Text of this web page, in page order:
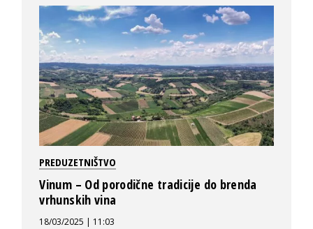
PREDUZETNIŠTVO
Vinum – Od porodične tradicije do brenda
vrhunskih vina
18/03/2025 | 11:03